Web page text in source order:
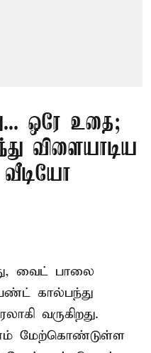
ஒரே உதை;
விளையாடிய
வைட் பாலை
கால்பந்து
வருகிறது.
மேற்கொண்டுள்ள